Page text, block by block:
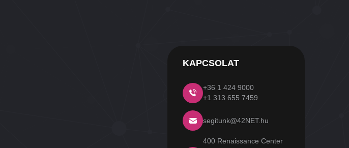
KAPCSOLAT
+36 1 424 9000
+1 313 655 7459
segitunk@42NET.hu
400 Renaissance Center